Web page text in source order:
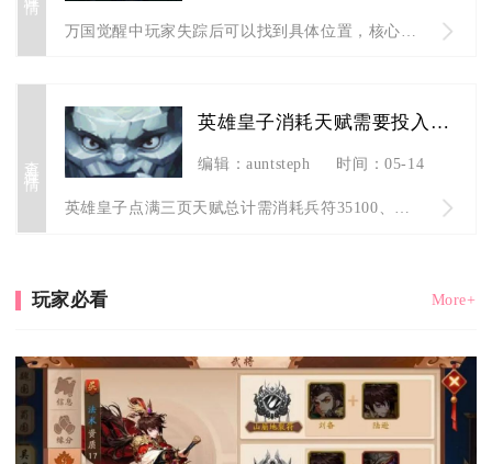
查看详情
英雄皇子消耗天赋需要投入多少资源
编辑：auntsteph 时间：05-14
玩家必看 More+